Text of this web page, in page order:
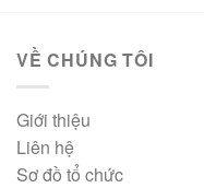
VỀ CHÚNG TÔI
Giới thiệu
Liên hệ
Sơ đồ tổ chức